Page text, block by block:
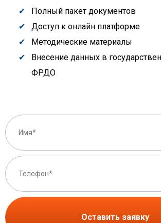
Полный пакет документов
Доступ к онлайн платформе
Методические материалы
Внесение данных в
ФРДО
Оставить заявку